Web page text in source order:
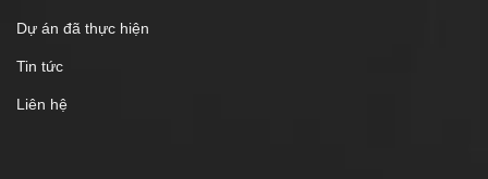
Dự án đã thực hiện
Tin tức
Liên hệ